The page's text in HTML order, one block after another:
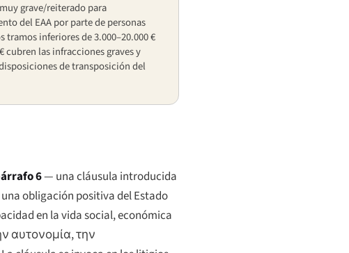
grave/reiterado para
del EAA por parte de personas
tramos inferiores de 3.000–20.000 €
cubren las infracciones graves y
de transposición del
6— una cláusula introducida
obligación positiva del Estado
en la vida social, económica
αυτονομία, την